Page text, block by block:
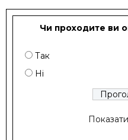
Чи проходите ви
Так
Ні